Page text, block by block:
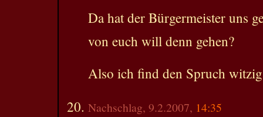
Da hat der Bürgermeister uns
von euch will denn gehen?
Also ich find den Spruch
Nachschlag, 9.2.2007, 14:35